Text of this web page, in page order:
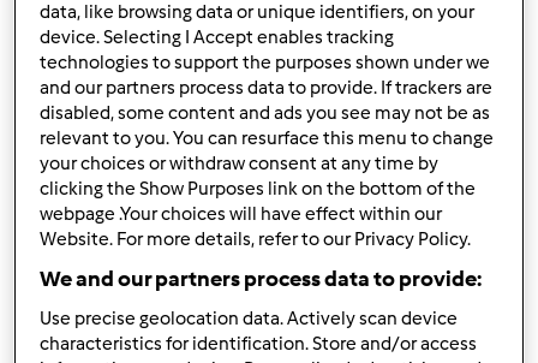
bysophos (não verificado)
27. Novembro 2025 - 19:48
Tópico normal
Pedido de colaboração em estudo académico
byAnónimo»25. Setembro 2012 - 10:28
by josilvapt (não verificado)
27. Novembro 2025 - 17:21
Tópico normal
data, like browsing data or unique identifiers, on your
device. Selecting I Accept enables tracking
technologies to support the purposes shown under we
and our partners process data to provide. If trackers are
disabled, some content and ads you see may not be as
relevant to you. You can resurface this menu to change
your choices or withdraw consent at any time by
clicking the Show Purposes link on the bottom of the
webpage .Your choices will have effect within our
Website. For more details, refer to our Privacy Policy.
We and our partners process data to provide:
Use precise geolocation data. Actively scan device
characteristics for identification. Store and/or access